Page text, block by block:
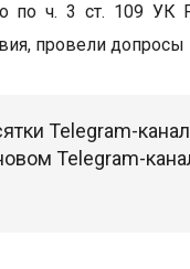
по ч. 3 ст. 109 УК
провели
Telegram-
Telegram-